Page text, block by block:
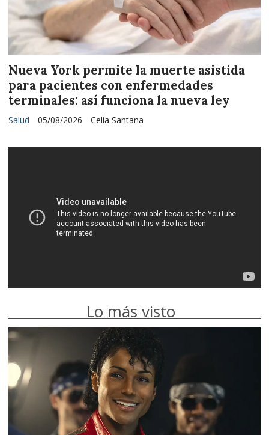
Nueva York permite la muerte asistida
para pacientes con enfermedades
terminales: así funciona la nueva ley
Celia Santana
Salud 05/08/2026
Lo más visto